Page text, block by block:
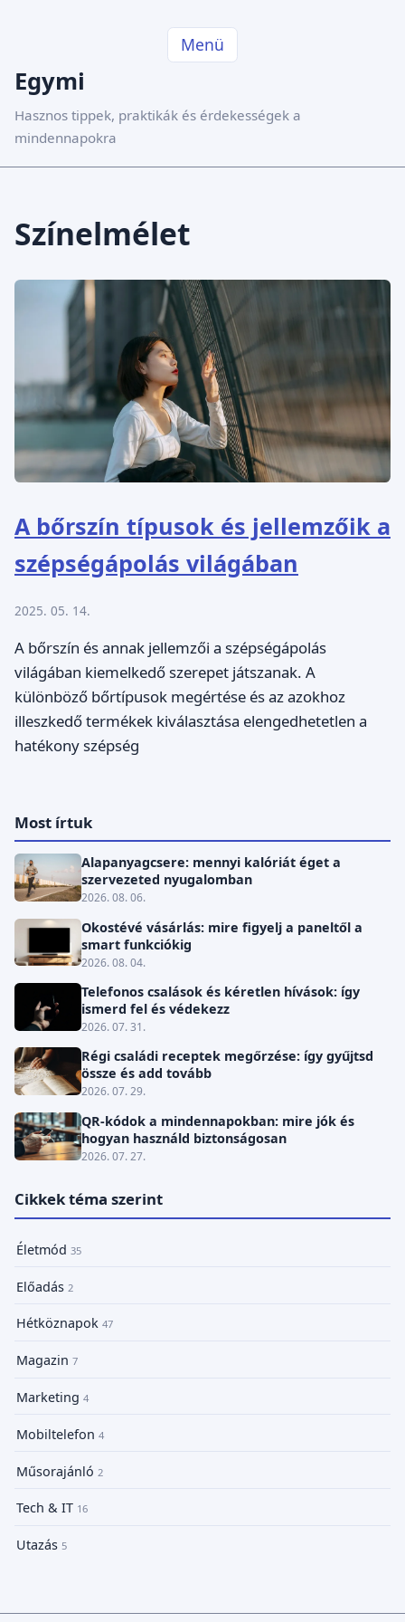
Menü
Egymi
Hasznos tippek, praktikák és érdekességek a
mindennapokra
Színelmélet
A bőrszín típusok és jellemzőik a
szépségápolás világában
2025. 05. 14.
A bőrszín és annak jellemzői a szépségápolás
világában kiemelkedő szerepet játszanak. A
különböző bőrtípusok megértése és az azokhoz
illeszkedő termékek kiválasztása elengedhetetlen a
hatékony szépség
Most írtuk
Alapanyagcsere: mennyi kalóriát éget a
szervezeted nyugalomban
2026. 08. 06.
Okostévé vásárlás: mire figyelj a paneltől a
smart funkciókig
2026. 08. 04.
Telefonos csalások és kéretlen hívások: így
ismerd fel és védekezz
2026. 07. 31.
Régi családi receptek megőrzése: így gyűjtsd
össze és add tovább
2026. 07. 29.
QR-kódok a mindennapokban: mire jók és
hogyan használd biztonságosan
2026. 07. 27.
Cikkek téma szerint
Életmód 35
Előadás 2
Hétköznapok 47
Magazin 7
Marketing 4
Mobiltelefon 4
Műsorajánló 2
Tech & IT 16
Utazás 5